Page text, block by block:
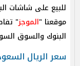
للبيع على شاشات
موقعنا "الموجز"
البنوك والسوق
سعر الريال